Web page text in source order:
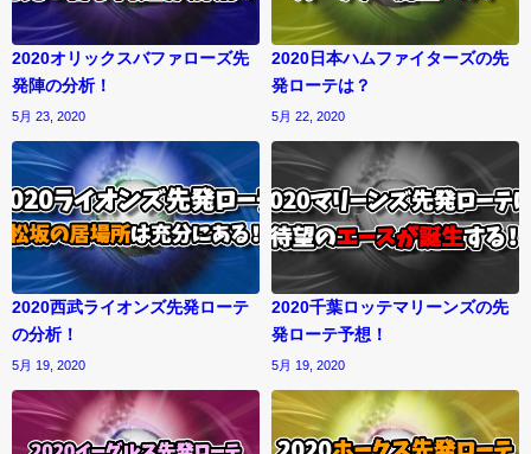
2020オリックスバファローズ先
発陣の分析！
5月 23, 2020
2020日本ハムファイターズの先
発ローテは？
5月 22, 2020
2020西武ライオンズ先発ローテ
の分析！
5月 19, 2020
2020千葉ロッテマリーンズの先
発ローテ予想！
5月 19, 2020